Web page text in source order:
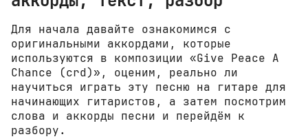
Для начала давайте ознакомимся с
оригинальными аккордами, которые
используются в композиции «Give Peace A
Chance (crd)», оценим, реально ли
научиться играть эту песню на гитаре для
начинающих гитаристов, а затем посмотрим
слова и аккорды песни и перейдём к
разбору.